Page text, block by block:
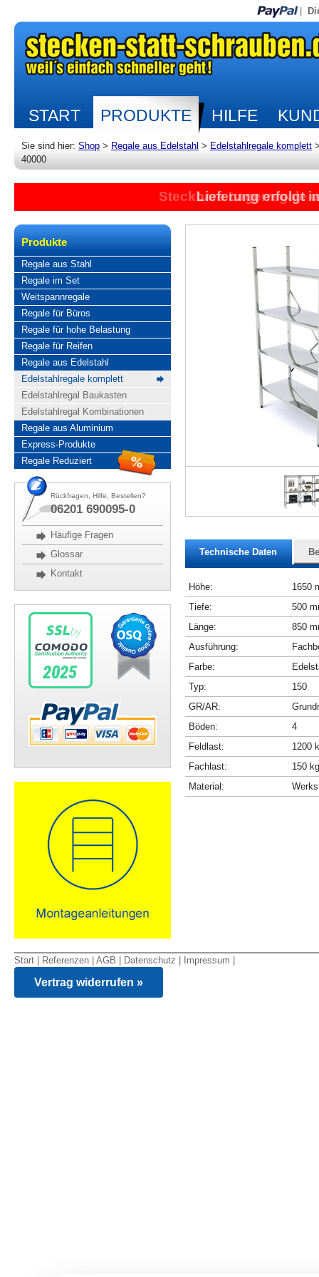
START PRODUKTE HILFE
Sie sind hier: Shop > Regale aus Edelstahl > Edelstahlregale komplett
40000
Steckbare Lagerregale
Lieferung erfolgt
Produkte
Regale aus Stahl
Regale im Set
Weitspannregale
Regale für Büros
Regale für hohe Belastung
Regale für Reifen
Regale aus Edelstahl
Edelstahlregale komplett
Edelstahlregal Baukasten
Edelstahlregal Kombinationen
Regale aus Aluminium
Express-Produkte
Regale Reduziert
Rückfragen, Hilfe, Bestellen?
06201 690095-0
Häufige Fragen
Glossar
Kontakt
Technische Daten
Höhe:
1650
Tiefe:
500
Länge:
850
Ausführung:
Farbe:
Typ:
150
GR/AR:
Böden:
4
Feldlast:
1200
Fachlast:
150 kg
Material:
Start Referenzen AGB Datenschutz Impressum
Vertrag widerrufen »